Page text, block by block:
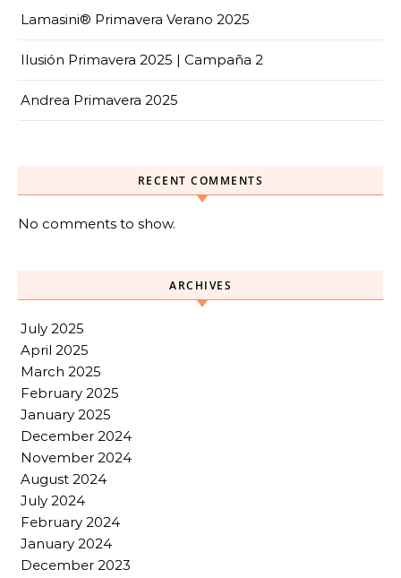
Lamasini® Primavera Verano 2025
Ilusión Primavera 2025 | Campaña 2
Andrea Primavera 2025
RECENT COMMENTS
No comments to show.
ARCHIVES
July 2025
April 2025
March 2025
February 2025
January 2025
December 2024
November 2024
August 2024
July 2024
February 2024
January 2024
December 2023